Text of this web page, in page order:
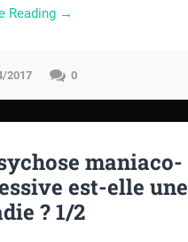
Reading →
2017 0
maniaco-
est-elle une
? 1/2